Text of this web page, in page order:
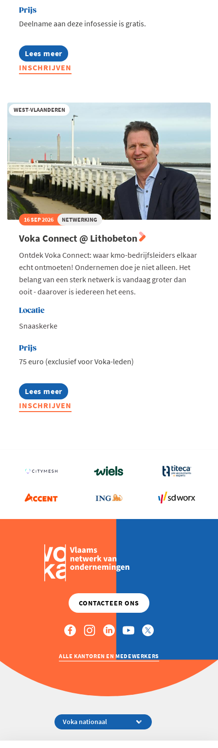
Prijs
Deelname aan deze infosessie is gratis.
Lees meer
about
Infosessie:
MBA
INSCHRIJVEN
WEST-VLAANDEREN
16 SEP 2026 NETWERKING
Voka Connect @ Lithobeton
Ontdek Voka Connect: waar kmo-bedrijfsleiders elkaar
echt ontmoeten! Ondernemen doe je niet alleen. Het
belang van een sterk netwerk is vandaag groter dan
ooit - daarover is iedereen het eens.
Locatie
Snaaskerke
Prijs
75 euro (exclusief voor Voka-leden)
Lees meer
about
Voka
Connect
INSCHRIJVEN
ALLE KANTOREN EN MEDEWERKERS